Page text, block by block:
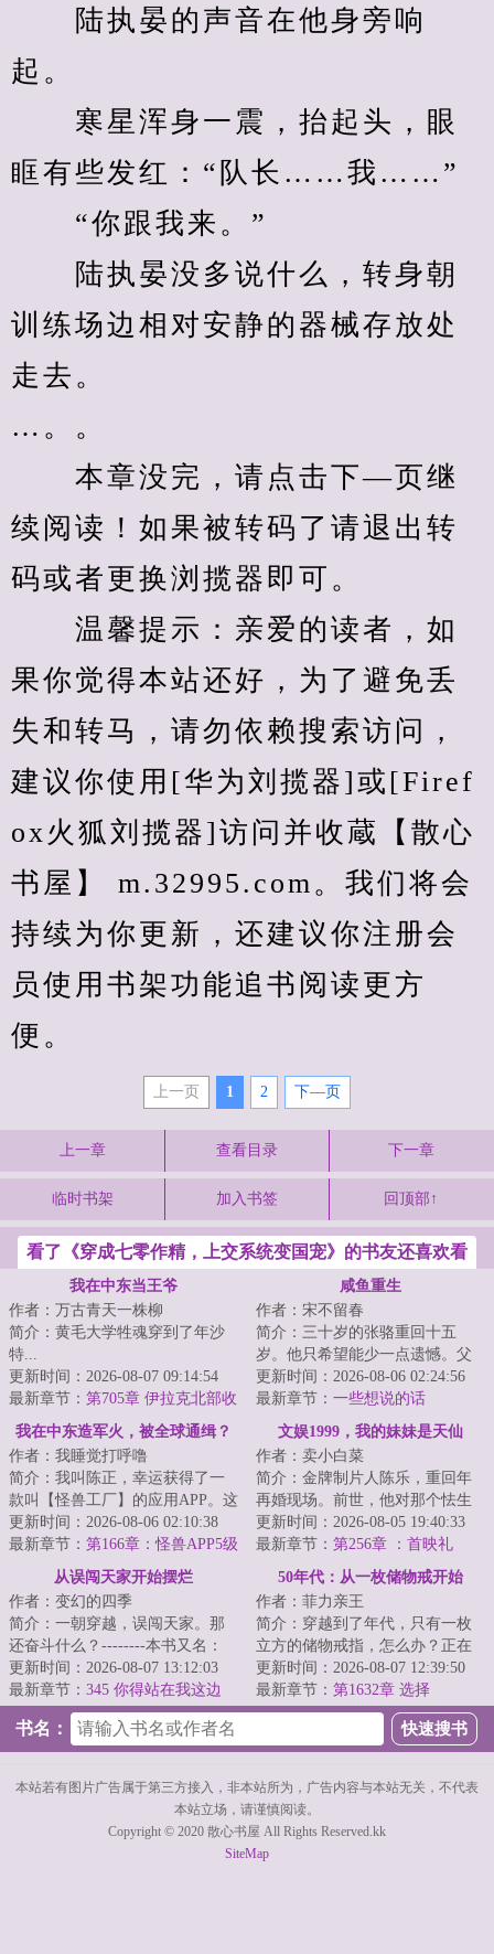
陆执晏的声音在他身旁响
起。
寒星浑身一震，抬起头，眼
眶有些发红：“队长……我……”
“你跟我来。”
陆执晏没多说什么，转身朝
训练场边相对安静的器械存放处
走去。
…。。
本章没完，请点击下—页继
续阅读！如果被转码了请退出转
码或者更换浏揽器即可。
温馨提示：亲爱的读者，如
果你觉得本站还好，为了避免丢
失和转马，请勿依赖搜索访问，
建议你使用[华为刘揽器]或[Firef
ox火狐刘揽器]访问并收蔵【散心
书屋】 m.32995.com。我们将会
持续为你更新，还建议你注册会
员使用书架功能追书阅读更方
便。
上一页 1 2 下—页
上一章 查看目录 下一章
临时书架 加入书签 回顶部↑
看了《穿成七零作精，上交系统变国宠》的书友还喜欢看
我在中东当王爷
作者：万古青天一株柳
简介：黄毛大学牲魂穿到了年沙
特...
更新时间：2026-08-07 09:14:54
最新章节： 第705章 伊拉克北部收
官
咸鱼重生
作者：宋不留春
简介：三十岁的张骆重回十五
岁。他只希望能少一点遗憾。父
母的遗憾，暗恋的遗憾，成长的
遗憾。他其实所求...
更新时间：2026-08-06 02:24:56
最新章节： 一些想说的话
我在中东造军火，被全球通缉？
作者：我睡觉打呼噜
简介：我叫陈正，幸运获得了一
款叫【怪兽工厂】的应用APP。这
帮力大无穷的怪兽，干起活来一
个能顶一百个...
更新时间：2026-08-06 02:10:38
最新章节： 第166章：怪兽APP5级
文娱1999，我的妹妹是天仙
作者：卖小白菜
简介：金牌制片人陈乐，重回年
再婚现场。前世，他对那个怯生
生叫“哥哥”的所谓妹妹冷漠一辈
子，她却在他...
更新时间：2026-08-05 19:40:33
最新章节： 第256章 ：首映礼
从误闯天家开始摆烂
作者：变幻的四季
简介：一朝穿越，误闯天家。那
还奋斗什么？--------本书又名：
《我的女友有万亿资产。》...
更新时间：2026-08-07 13:12:03
最新章节： 345 你得站在我这边
啊，你个混蛋！
50年代：从一枚储物戒开始
作者：菲力亲王
简介：穿越到了年代，只有一枚
立方的储物戒指，怎么办？正在
苦恼的时候，更可怕的事情发生
了，父母在眼前...
更新时间：2026-08-07 12:39:50
最新章节： 第1632章 选择
书名：
本站若有图片广告属于第三方接入，非本站所为，广告内容与本站无关，不代表
本站立场，请谨慎阅读。
Copyright © 2020 散心书屋 All Rights Reserved.kk
SiteMap